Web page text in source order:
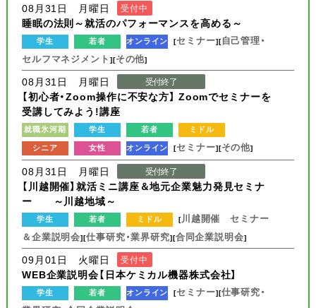
08月31日 月曜日 受付中
睡眠の法則～就活のパフォーマンスを高める～
学生 若者 オンライン [セミナー][自己管理・
セルフマネジメント ][その他]
08月31日 月曜日 受付終了
【初心者・Zoom操作に不安な方】 Zoomでセミナーを
受講してみよう!講座
就職氷河期 学生 若者
ミドル
シニア
女性 オンライン [セミナー][その他]
08月31日 月曜日 受付終了
【川越開催】就活ミニ講座＆地元企業魅力発見セミナ
ー ～川越地域～
学生 若者 ミドル [川越開催 セミナー
＆企業説明会][仕事研究・業界研究][合同企業説明会]
09月01日 火曜日 受付中
WEB企業説明会【日本ケミカル機器株式会社】
学生 若者 オンライン [セミナー][仕事研究・